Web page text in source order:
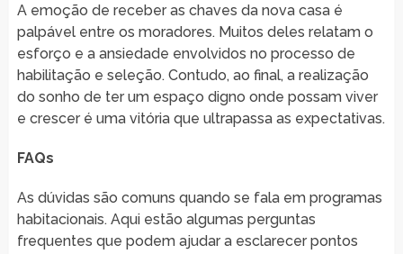
A emoção de receber as chaves da nova casa é
palpável entre os moradores. Muitos deles relatam o
esforço e a ansiedade envolvidos no processo de
habilitação e seleção. Contudo, ao final, a realização
do sonho de ter um espaço digno onde possam viver
e crescer é uma vitória que ultrapassa as expectativas.
FAQs
As dúvidas são comuns quando se fala em programas
habitacionais. Aqui estão algumas perguntas
frequentes que podem ajudar a esclarecer pontos